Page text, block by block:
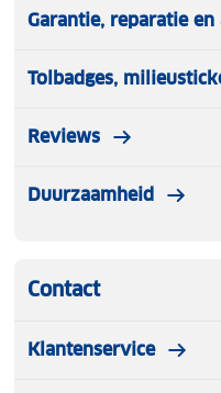
Garantie, reparatie
Tolbadges,
Reviews
Duurzaamheid
Contact
Klantenservice